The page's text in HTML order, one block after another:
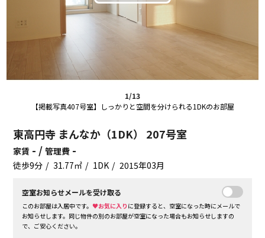
1/13
【掲載写真407号室】しっかりと空間を分けられる1DKのお部屋
東高円寺 まんなか（1DK） 207号室
家賃 - /管理費 -
徒歩9分 31.77㎡ 1DK 2015年03月
空室お知らせメールを受け取る
このお部屋は入居中です。♥お気に入り に登録すると、空室になった時にメールで
お知らせします。同じ物件の別のお部屋が空室になった場合もお知らせしますの
で、ご安心ください。